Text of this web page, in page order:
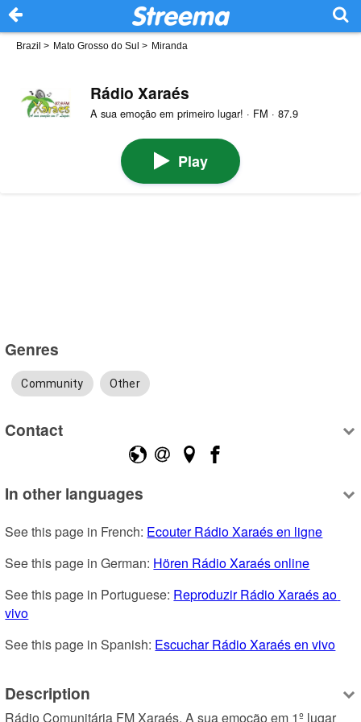
Brazil > Mato Grosso do Sul > Miranda
Rádio Xaraés
A sua emoção em primeiro lugar! · FM · 87.9
Play
Genres
Community Other
Contact
In other languages
See this page in French: Ecouter Rádio Xaraés en ligne
See this page in German: Hören Rádio Xaraés online
See this page in Portuguese: Reproduzir Rádio Xaraés ao
vivo
See this page in Spanish: Escuchar Rádio Xaraés en vivo
Description
Rádio Comunitária FM Xaraés, A sua emoção em 1º lugar